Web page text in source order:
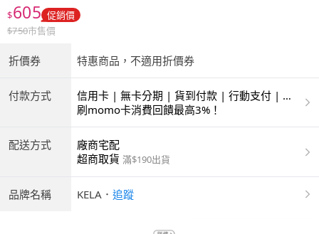
$605 促銷價
$750市售價
折價券 特惠商品，不適用折價券
付款方式
信用卡 | 無卡分期 | 貨到付款 | 行動支付 | 超
商付款 | ATM | 銀聯卡
刷momo卡消費回饋最高3%！
配送方式
廠商宅配
超商取貨 滿$190出貨
品牌名稱 KELA ． 追蹤